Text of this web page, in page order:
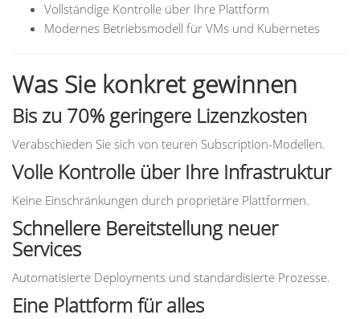
Vollständige Kontrolle über Ihre Plattform
Modernes Betriebsmodell für VMs und Kubernetes
Was Sie konkret gewinnen
Bis zu 70% geringere Lizenzkosten
Verabschieden Sie sich von teuren Subscription-Modellen.
Volle Kontrolle über Ihre Infrastruktur
Keine Einschränkungen durch proprietäre Plattformen.
Schnellere Bereitstellung neuer
Services
Automatisierte Deployments und standardisierte Prozesse.
Eine Plattform für alles